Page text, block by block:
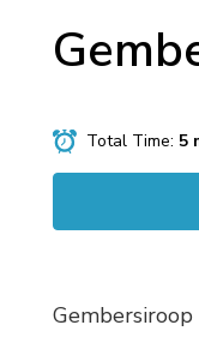
Total Time: 5